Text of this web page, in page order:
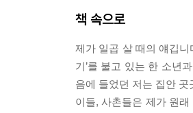
책 속으로
제가 일곱 살 때의 얘깁
기’를 불고 있는 한 소년
음에 들었던 저는 집안
이들, 사촌들은 제가 원